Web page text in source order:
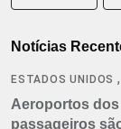
Notícias
ESTADOS UNIDOS
Aeroportos dos
passageiros